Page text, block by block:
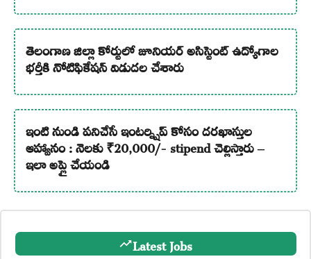
తెలంగాణ జిల్లా కోర్టులో జూనియర్ అసిస్టెంట్ ఉద్యోగాల
భర్తీకి నోటిఫికేషన్ విడుదల చేశారు
ఇంటి నుండి పనిచేసే ఇంటర్న్షిప్ కోసం దరఖాస్తుల
ఆహ్వానం : నెలకు ₹20,000/- stipend చెల్లిస్తారు –
ఇలా అప్లై చేయండి
Latest Jobs